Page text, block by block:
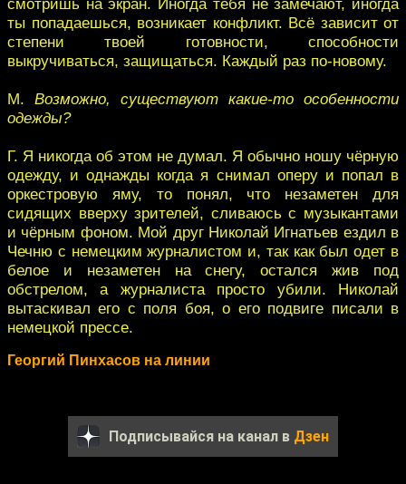
ты попадаешься, возникает конфликт. Всё зависит от
степени твоей готовности, способности
выкручиваться, защищаться. Каждый раз по-новому.
М. Возможно, существуют какие-то особенности
одежды?
Г. Я никогда об этом не думал. Я обычно ношу чёрную
одежду, и однажды когда я снимал оперу и попал в
оркестровую яму, то понял, что незаметен для
сидящих вверху зрителей, сливаюсь с музыкантами
и чёрным фоном. Мой друг Николай Игнатьев ездил в
Чечню с немецким журналистом и, так как был одет в
белое и незаметен на снегу, остался жив под
обстрелом, а журналиста просто убили. Николай
вытаскивал его с поля боя, о его подвиге писали в
немецкой прессе.
Георгий Пинхасов на линии
Подписывайся на канал в Дзен